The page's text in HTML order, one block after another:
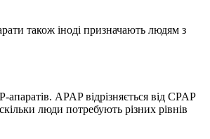
також іноді призначають людям з
APAP відрізняється від CPAP
люди потребують різних рівнів